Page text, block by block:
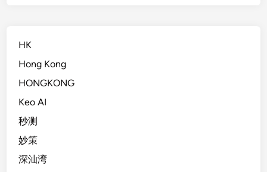
HK
Hong Kong
HONGKONG
Keo AI
秒测
妙策
深汕湾